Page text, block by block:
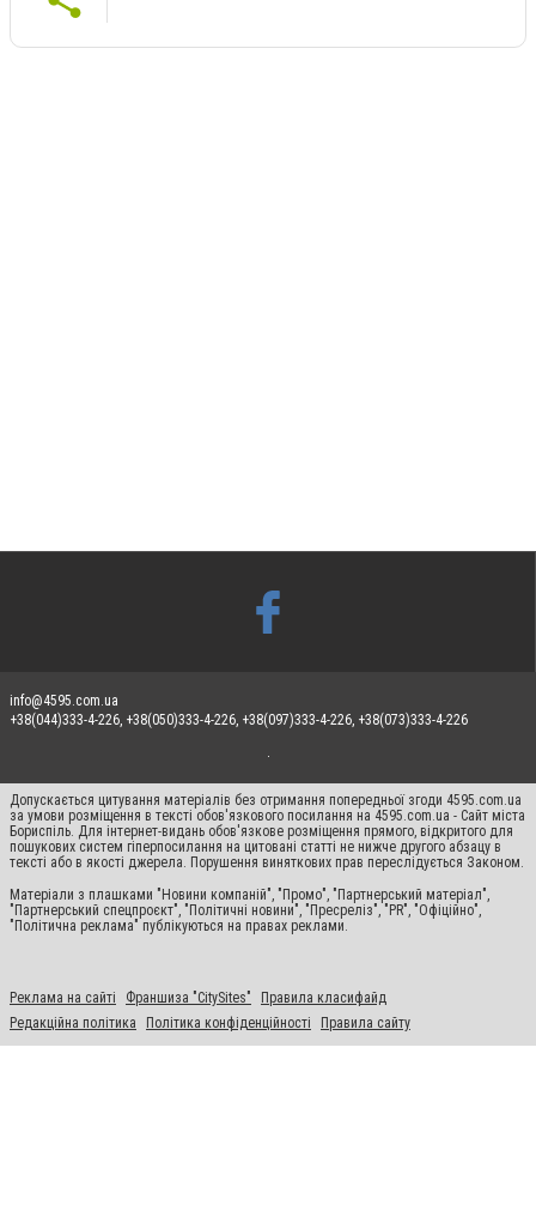
info@4595.com.ua
+38(044)333-4-226, +38(050)333-4-226, +38(097)333-4-226, +38(073)333-4-226
Допускається цитування матеріалів без отримання попередньої згоди 4595.com.ua
за умови розміщення в тексті обов'язкового посилання на 4595.com.ua - Сайт міста
Бориспіль. Для інтернет-видань обов'язкове розміщення прямого, відкритого для
пошукових систем гіперпосилання на цитовані статті не нижче другого абзацу в
тексті або в якості джерела. Порушення виняткових прав переслідується Законом.
Матеріали з плашками "Новини компаній", "Промо", "Партнерський матеріал",
"Партнерський спецпроєкт", "Політичні новини", "Пресреліз", "PR", "Офіційно",
"Політична реклама" публікуються на правах реклами.
Реклама на сайті Франшиза "CitySites"
Правила класифайд
Редакційна політика
Політика конфіденційності Правила сайту